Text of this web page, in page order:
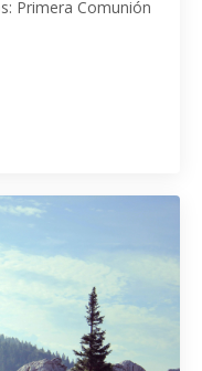
Primera Comunión